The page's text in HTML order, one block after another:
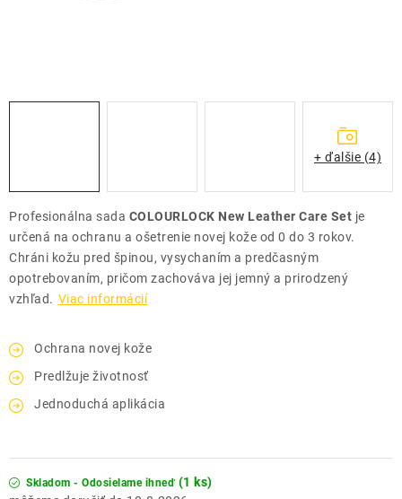
Profesionálna sada COLOURLOCK New Leather Care Set je
určená na ochranu a ošetrenie novej kože od 0 do 3 rokov.
Chráni kožu pred špinou, vysychaním a predčasným
opotrebovaním, pričom zachováva jej jemný a prirodzený
vzhľad. Viac informácií
Ochrana novej kože
Predlžuje životnosť
Jednoduchá aplikácia
Skladom - Odosielame ihneď (1 ks)
+ ďalšie (4)